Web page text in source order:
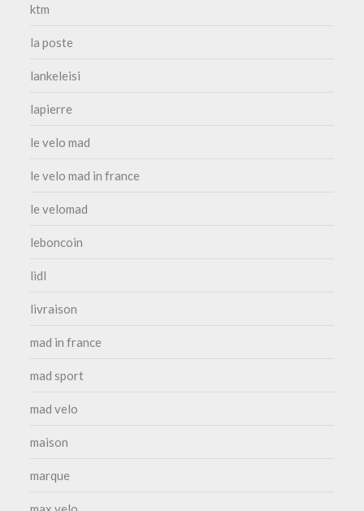
ktm
la poste
lankeleisi
lapierre
le velo mad
le velo mad in france
le velomad
leboncoin
lidl
livraison
mad in france
mad sport
mad velo
maison
marque